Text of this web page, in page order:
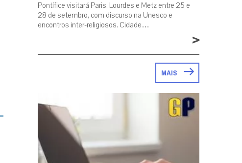
Pontífice visitará Paris, Lourdes e Metz entre 25 e
28 de setembro, com discurso na Unesco e
encontros inter-religiosos. Cidade…
>
MAIS